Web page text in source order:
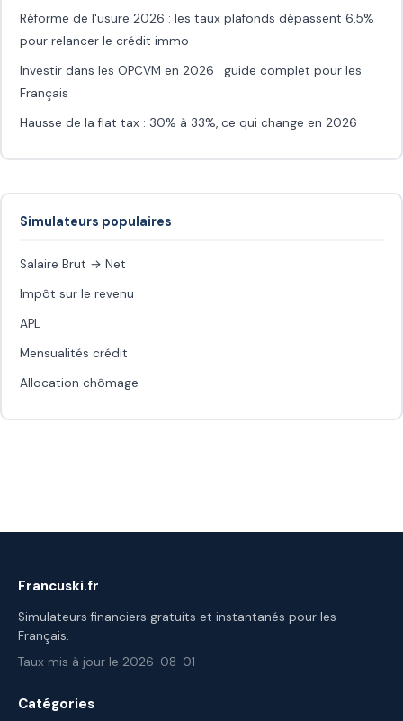
Réforme de l'usure 2026 : les taux plafonds dépassent 6,5%
pour relancer le crédit immo
Investir dans les OPCVM en 2026 : guide complet pour les
Français
Hausse de la flat tax : 30% à 33%, ce qui change en 2026
Simulateurs populaires
Salaire Brut → Net
Impôt sur le revenu
APL
Mensualités crédit
Allocation chômage
Francuski.fr
Simulateurs financiers gratuits et instantanés pour les
Français.
Taux mis à jour le 2026-08-01
Catégories